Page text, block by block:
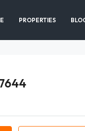
PROPERTIES